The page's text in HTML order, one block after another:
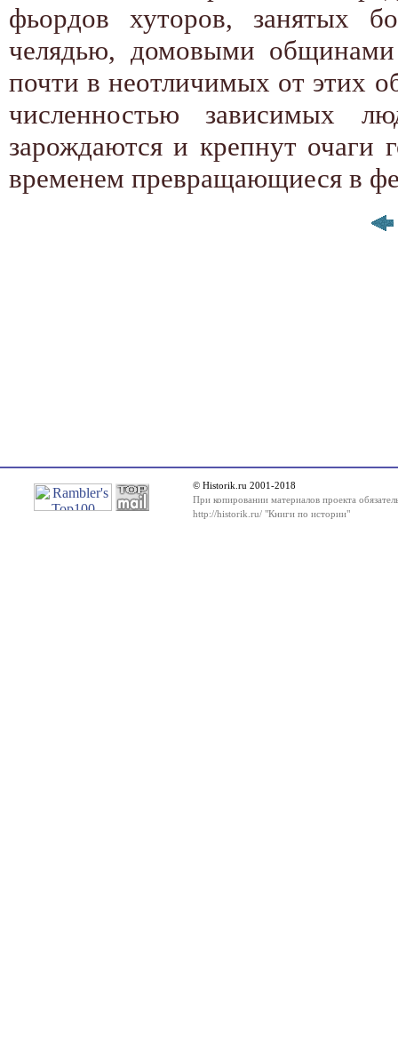
фьордов хуторов, занятых
челядью, домовыми
почти в неотличимых от этих
численностью зависимых
зарождаются и крепнут очаги
временем превращающиеся в
© Historik.ru 2001-2018
При копировании материалов проекта
http://historik.ru/ "Книги по истории"